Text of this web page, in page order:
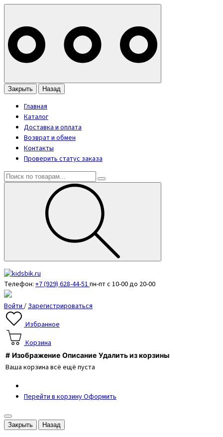
Закрыть Назад
Главная
Каталог
Доставка и оплата
Возврат и обмен
Контакты
Проверить статус заказа
Телефон: +7 (929) 628-44-51пн-пт с 10-00 до 20-00
Войти/Зарегистрироваться
Избранное
Корзина
# Изображение Описание Удалить из корзины
Ваша корзина всё ещё пуста
Перейти в корзинуОформить
Закрыть Назад